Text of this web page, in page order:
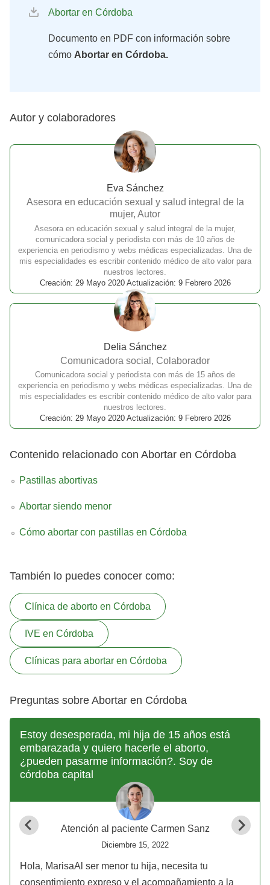
Abortar en Córdoba
Documento en PDF con información sobre
cómo Abortar en Córdoba.
Autor y colaboradores
Eva Sánchez
Asesora en educación sexual y salud integral de la
mujer, Autor
Asesora en educación sexual y salud integral de la mujer,
comunicadora social y periodista con más de 10 años de
experiencia en periodismo y webs médicas especializadas. Una de
mis especialidades es escribir contenido médico de alto valor para
nuestros lectores.
Creación: 29 Mayo 2020 Actualización: 9 Febrero 2026
Delia Sánchez
Comunicadora social, Colaborador
Comunicadora social y periodista con más de 15 años de
experiencia en periodismo y webs médicas especializadas. Una de
mis especialidades es escribir contenido médico de alto valor para
nuestros lectores.
Creación: 29 Mayo 2020 Actualización: 9 Febrero 2026
Contenido relacionado con Abortar en Córdoba
Pastillas abortivas
Abortar siendo menor
Cómo abortar con pastillas en Córdoba
También lo puedes conocer como:
Clínica de aborto en Córdoba
IVE en Córdoba
Clínicas para abortar en Córdoba
Preguntas sobre Abortar en Córdoba
Estoy desesperada, mi hija de 15 años está
embarazada y quiero hacerle el aborto,
¿pueden pasarme información?. Soy de
córdoba capital
Atención al paciente Carmen Sanz
Diciembre 15, 2022
Hola, MarisaAl ser menor tu hija, necesita tu
consentimiento expreso y el acompañamiento a la